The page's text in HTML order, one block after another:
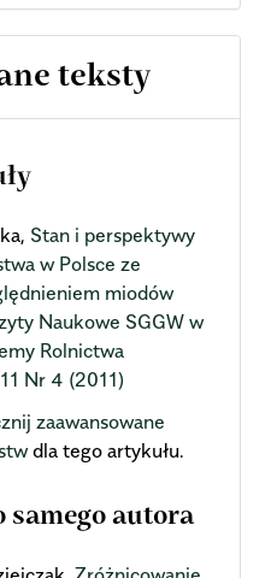
teksty
Stan i perspektywy
w Polsce ze
miodów
Naukowe SGGW w
Rolnictwa
Nr 4 (2011)
zaawansowane
dla tego artykułu.
samego autora